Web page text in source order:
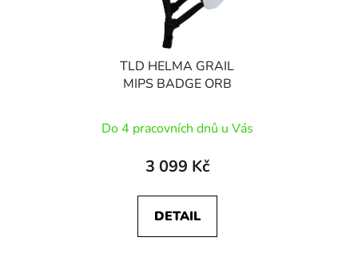
TLD HELMA GRAIL
MIPS BADGE ORB
Do 4 pracovních dnů u Vás
3 099 Kč
DETAIL